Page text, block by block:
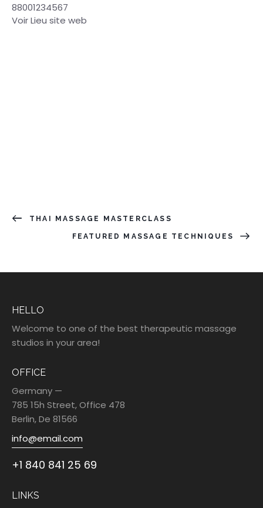
88001234567
Voir Lieu site web
THAI MASSAGE MASTERCLASS
FEATURED MASSAGE TECHNIQUES
HELLO
Welcome to one of the best therapeutic massage
studios in your area!
OFFICE
Germany —
785 15h Street, Office 478
Berlin, De 81566
info@email.com
+1 840 841 25 69
LINKS